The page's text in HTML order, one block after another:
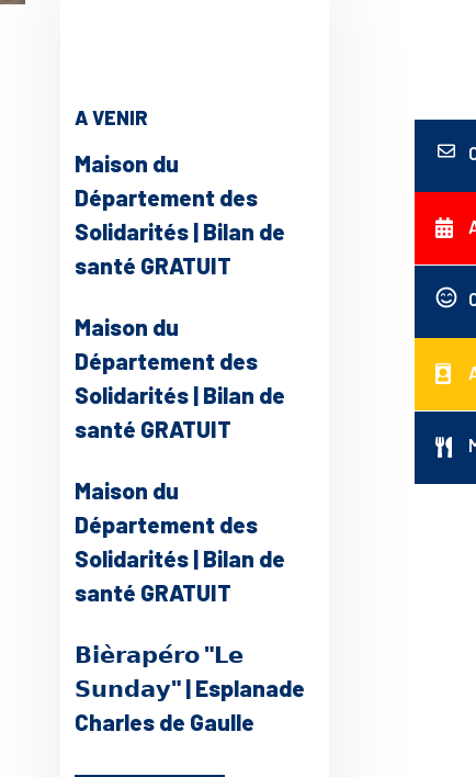
A VENIR
Maison du
Département des
Solidarités | Bilan de
santé GRATUIT
Maison du
Département des
Solidarités | Bilan de
santé GRATUIT
Maison du
Département des
Solidarités | Bilan de
santé GRATUIT
𝗕𝗶𝗲̀𝗿𝗮𝗽𝗲́𝗿𝗼 "𝗟𝗲
𝗦𝘂𝗻𝗱𝗮𝘆" | Esplanade
Charles de Gaulle